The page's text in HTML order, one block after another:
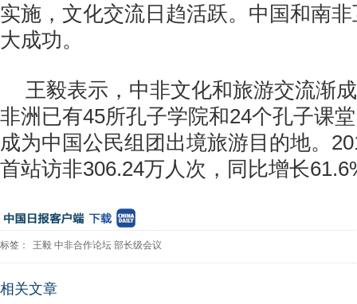
实施，文化交流日趋活跃。中国和南
大成功。
王毅表示，中非文化和旅游交流渐
非洲已有45所孔子学院和24个孔子课
成为中国公民组团出境旅游目的地。
首站访非306.24万人次，同比增长
标签： 王毅 中非合作论坛 部长级会议
相关文章